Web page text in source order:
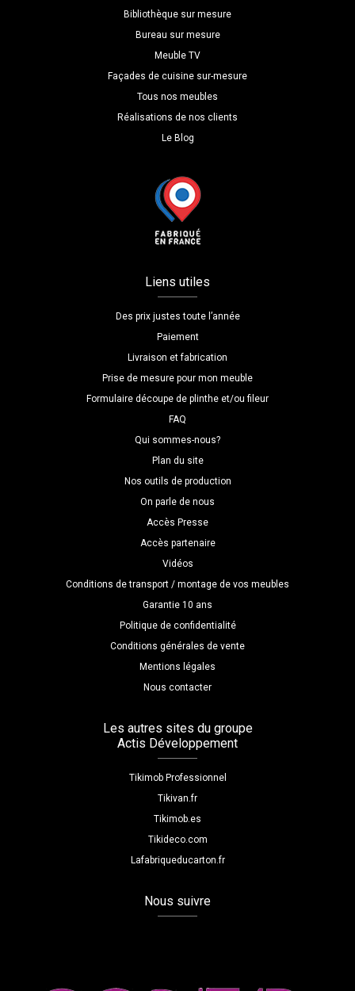
Bibliothèque sur mesure
Bureau sur mesure
Meuble TV
Façades de cuisine sur-mesure
Tous nos meubles
Réalisations de nos clients
Le Blog
Liens utiles
Des prix justes toute l’année
Paiement
Livraison et fabrication
Prise de mesure pour mon meuble
Formulaire découpe de plinthe et/ou fileur
FAQ
Qui sommes-nous?
Plan du site
Nos outils de production
On parle de nous
Accès Presse
Accès partenaire
Vidéos
Conditions de transport / montage de vos meubles
Garantie 10 ans
Politique de confidentialité
Conditions générales de vente
Mentions légales
Nous contacter
Les autres sites du groupe
Actis Développement
Tikimob Professionnel
Tikivan.fr
Tikimob.es
Tikideco.com
Lafabriqueducarton.fr
Nous suivre